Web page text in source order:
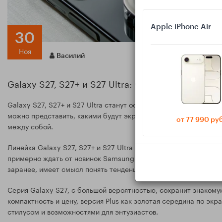
30
Ноя Василий
Galaxy S27, S27+ и S27 Ultra: чего ждать и
Galaxy S27, S27+ и S27 Ultra станут основными флагманами
можно представить, какими будут экраны, камеры, батарея и
между собой.
Линейка Galaxy S27, S27+ и S27 Ultra ещё не представлена
примерно ждать от новинок Samsung и как между собой
заранее, имеет смысл понять тенденции сейчас, чтобы
Серия Galaxy S27, с большой вероятностью, сохранит
компактность и цену, версия Plus как золотая середина по
стилусом и возможностями для энтузиастов.
Apple iPhone Air
от 77 990